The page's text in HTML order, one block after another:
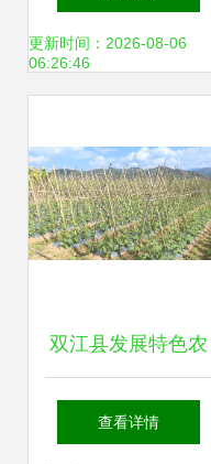
米”与农户增收新路
更新时间：2026-08-06
06:26:46
双江县发展特色农
业 拓宽农民增收渠
查看详情